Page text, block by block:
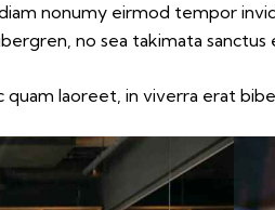
nonumy eirmod tempor
no sea takimata
quam laoreet, in viverra erat